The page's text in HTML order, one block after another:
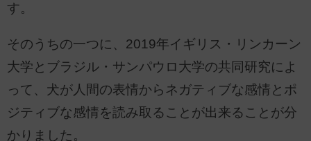
す。
そのうちの一つに、2019年イギリス・リンカーン
大学とブラジル・サンパウロ大学の共同研究によ
って、犬が人間の表情からネガティブな感情とポ
ジティブな感情を読み取ることが出来ることが分
かりました。